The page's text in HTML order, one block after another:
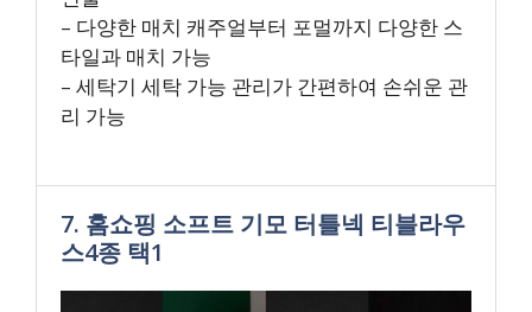
– 다양한 매치 캐주얼부터 포멀까지 다양한 스
타일과 매치 가능
– 세탁기 세탁 가능 관리가 간편하여 손쉬운 관
리 가능
7. 홈쇼핑 소프트 기모 터틀넥 티블라우
스4종 택1